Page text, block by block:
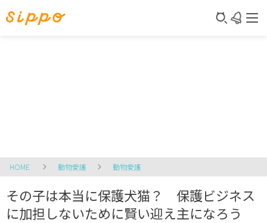
HOME 動物愛護 動物愛護
その子は本当に保護犬猫？ 保護ビジネス
に加担しないために賢い迎え主になろう